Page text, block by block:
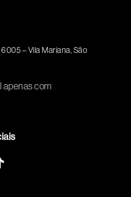
– Vila Mariana, São
com